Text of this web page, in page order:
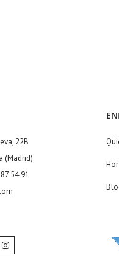
22B
(Madrid)
54 91